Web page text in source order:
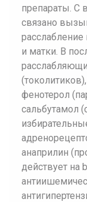
препараты. С
связано
и матки. В
фенотерол
сальбутамол
анаприлин
действует на